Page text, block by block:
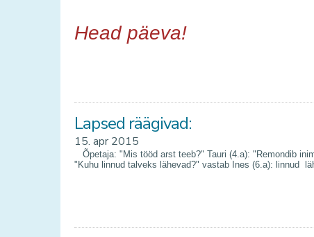
Head päeva!
Lapsed räägivad:
15. apr 2015
Õpetaja: "Mis tööd arst teeb?" Tauri (4.a): "Remondib
"Kuhu linnud talveks lähevad?" vastab Ines (6.a): linnud